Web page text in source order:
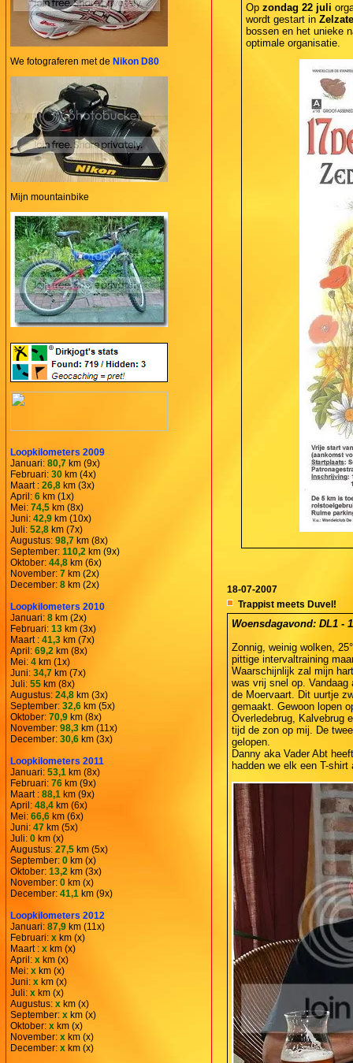
We fotograferen met de Nikon D80
Mijn mountainbike
Loopkilometers 2009
Januari: 80,7 km (9x)
Februari: 30 km (4x)
Maart : 26,8 km (3x)
April: 6 km (1x)
Mei: 74,5 km (8x)
Juni: 42,9 km (10x)
Juli: 52,8 km (7x)
Augustus: 98,7 km (8x)
September: 110,2 km (9x)
Oktober: 44,8 km (6x)
November: 7 km (2x)
December: 8 km (2x)
Loopkilometers 2010
Januari: 8 km (2x)
Februari: 13 km (3x)
Maart : 41,3 km (7x)
April: 69,2 km (8x)
Mei: 4 km (1x)
Juni: 34,7 km (7x)
Juli: 55 km (8x)
Augustus: 24,8 km (3x)
September: 32,6 km (5x)
Oktober: 70,9 km (8x)
November: 98,3 km (11x)
December: 30,6 km (3x)
Loopkilometers 2011
Januari: 53,1 km (8x)
Februari: 76 km (9x)
Maart : 88,1 km (9x)
April: 48,4 km (6x)
Mei: 66,6 km (6x)
Juni: 47 km (5x)
Juli: 0 km (x)
Augustus: 27,5 km (5x)
September: 0 km (x)
Oktober: 13,2 km (3x)
November: 0 km (x)
December: 41,1 km (9x)
Loopkilometers 2012
Januari: 87,9 km (11x)
Februari: x km (x)
Maart : x km (x)
April: x km (x)
Mei: x km (x)
Juni: x km (x)
Juli: x km (x)
Augustus: x km (x)
September: x km (x)
Oktober: x km (x)
November: x km (x)
December: x km (x)
Op zondag 22 juli
wordt gestart in Zelzate
bossen en het unieke
optimale organisatie.
18-07-2007
Trappist meets Duvel!
Woensdagavond: DL1 -
Zonnig, weinig wolken,
pittige intervaltraining
Waarschijnlijk zal mijn
was vrij snel op. Vandaag
de Moervaart. Dit uurtje
gemaakt. Gewoon lopen
Overledebrug, Kalvebrug
tijd de zon op mij. De
gelopen.
Danny aka Vader Abt
hadden we elk een T-